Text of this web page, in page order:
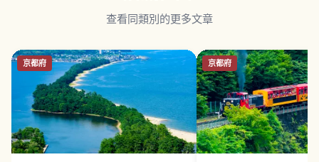
查看同類別的更多文章
京都府 京都府